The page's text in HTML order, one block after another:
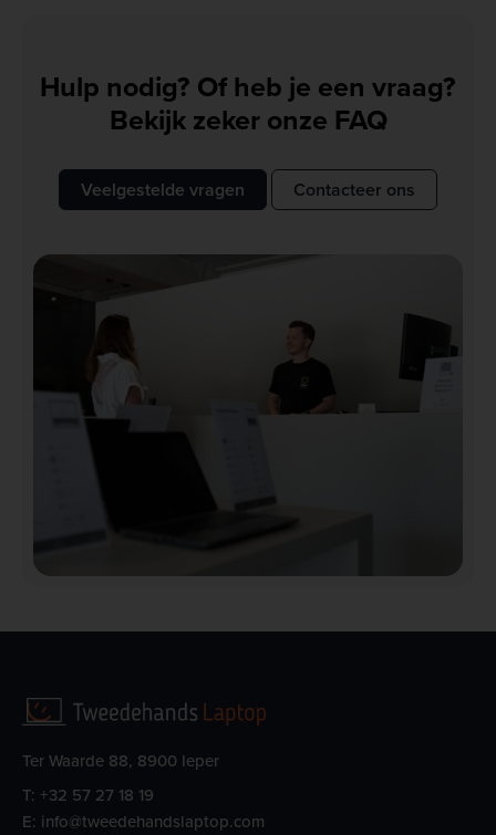
Hulp nodig? Of heb je een vraag?
Bekijk zeker onze FAQ
Veelgestelde vragen Contacteer ons
Ter Waarde 88, 8900 Ieper
T: +32 57 27 18 19
E: info@tweedehandslaptop.com